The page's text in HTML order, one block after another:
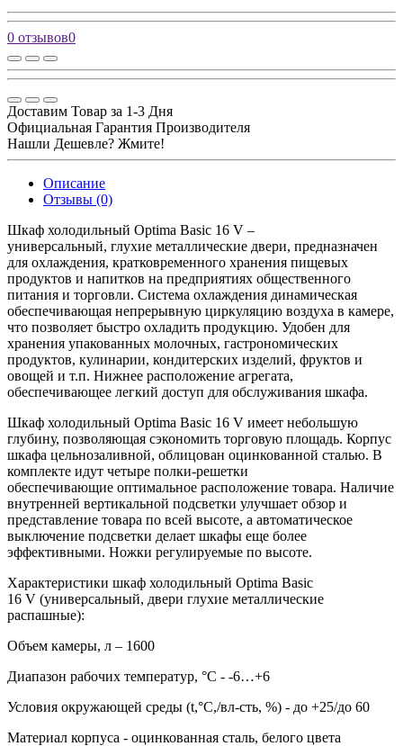
0 отзывов0
Доставим Товар за 1-3 Дня
Официальная Гарантия Производителя
Нашли Дешевле? Жмите!
Описание
Отзывы (0)
Шкаф холодильный Optima Basic 16 V –
универсальный, глухие металлические двери, предназначен
для охлаждения, кратковременного хранения пищевых
продуктов и напитков на предприятиях общественного
питания и торговли. Система охлаждения динамическая
обеспечивающая непрерывную циркуляцию воздуха в камере,
что позволяет быстро охладить продукцию. Удобен для
хранения упакованных молочных, гастрономических
продуктов, кулинарии, кондитерских изделий, фруктов и
овощей и т.п. Нижнее расположение агрегата,
обеспечивающее легкий доступ для обслуживания шкафа.
Шкаф холодильный Optima Basic 16 V имеет небольшую
глубину, позволяющая сэкономить торговую площадь. Корпус
шкафа цельнозаливной, облицован оцинкованной сталью. В
комплекте идут четыре полки-решетки
обеспечивающие оптимальное расположение товара. Наличие
внутренней вертикальной подсветки улучшает обзор и
представление товара по всей высоте, а автоматическое
выключение подсветки делает шкафы еще более
эффективными. Ножки регулируемые по высоте.
Характеристики шкаф холодильный Optima Basic
16 V (универсальный, двери глухие металлические
распашные):
Объем камеры, л – 1600
Диапазон рабочих температур, °C - -6…+6
Условия окружающей среды (t,°C,/вл-сть, %) - до +25/до 60
Материал корпуса - оцинкованная сталь, белого цвета